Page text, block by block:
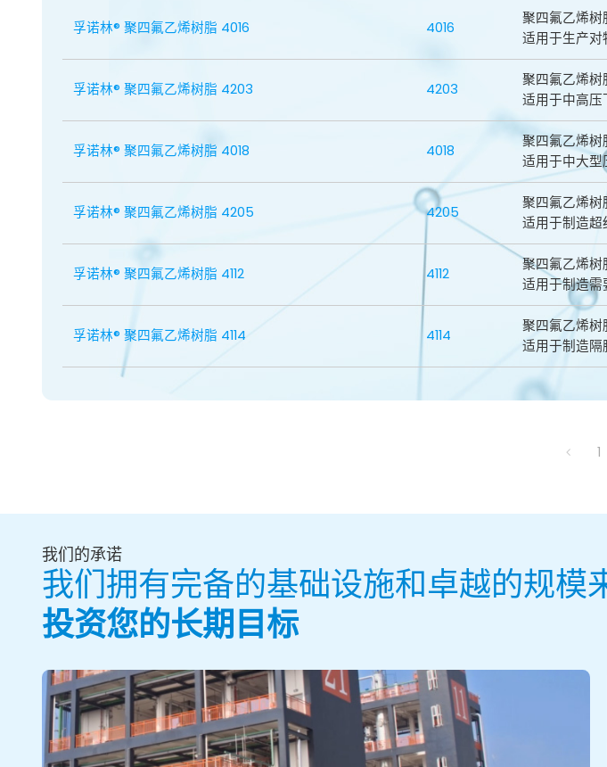
孚诺林® 聚四氟乙烯树脂 4016 4016
聚四氟乙烯树
适用于生产对
孚诺林® 聚四氟乙烯树脂 4203 4203
聚四氟乙烯
适用于中高压
孚诺林® 聚四氟乙烯树脂 4018 4018
聚四氟乙烯树
适用于中大型
孚诺林® 聚四氟乙烯树脂 4205 4205
聚四氟乙烯
适用于制造超
孚诺林® 聚四氟乙烯树脂 4112 4112
聚四氟乙烯树
适用于制造需
孚诺林® 聚四氟乙烯树脂 4114 4114
聚四氟乙烯树
适用于制造隔
1
我们的承诺
我们拥有完备的基础设施和卓越的规模
投资您的长期目标